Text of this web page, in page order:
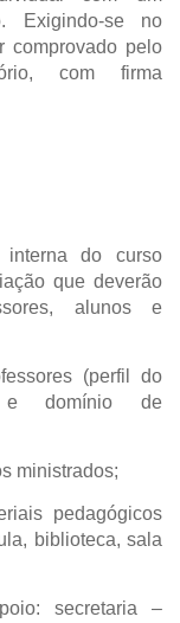
Exigindo-se no
comprovado pelo
com firma
interna do curso
que deverão
alunos e
(perfil do
e domínio de
ministrados;
pedagógicos
biblioteca, sala
secretaria –